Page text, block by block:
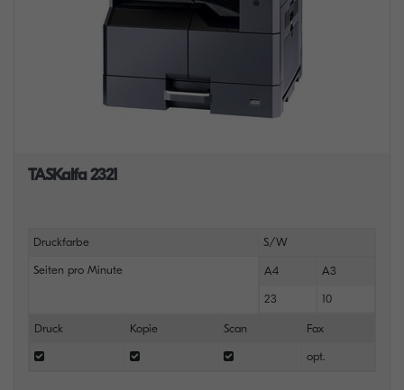
TASKalfa 2321
Druckfarbe S/W
Seiten pro Minute A4 A3
23 10
Druck Kopie Scan Fax
opt.